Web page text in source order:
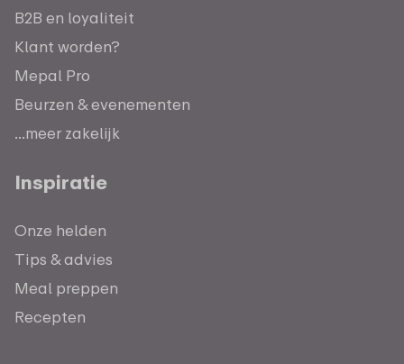
B2B en loyaliteit
Klant worden?
Mepal Pro
Beurzen & evenementen
...meer zakelijk
Inspiratie
Onze helden
Tips & advies
Meal preppen
Recepten